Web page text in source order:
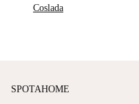
Coslada
SPOTAHOME